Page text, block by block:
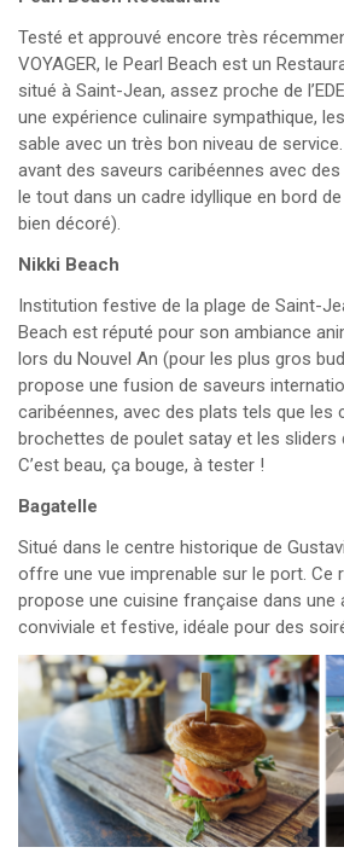
Testé et approuvé encore très
VOYAGER, le Pearl Beach est un
situé à Saint-Jean, assez proche de
une expérience culinaire sympathique,
sable avec un très bon niveau de
avant des saveurs caribéennes avec
le tout dans un cadre idyllique en bord
bien décoré). ​
Nikki Beach
Institution festive de la plage de Saint-
Beach est réputé pour son ambiance
lors du Nouvel An (pour les plus gros
propose une fusion de saveurs
caribéennes, avec des plats tels que les
brochettes de poulet satay et les sliders
C’est beau, ça bouge, à tester !
Bagatelle
Situé dans le centre historique de
offre une vue imprenable sur le port. Ce
propose une cuisine française dans une
conviviale et festive, idéale pour des